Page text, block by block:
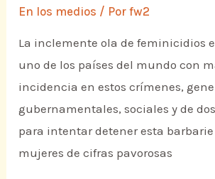
En los medios / Porfw2
La inclemente ola de feminicidios
uno de los países del mundo con
incidencia en estos crímenes,
gubernamentales, sociales y de
para intentar detener esta
mujeres de cifras pavorosas